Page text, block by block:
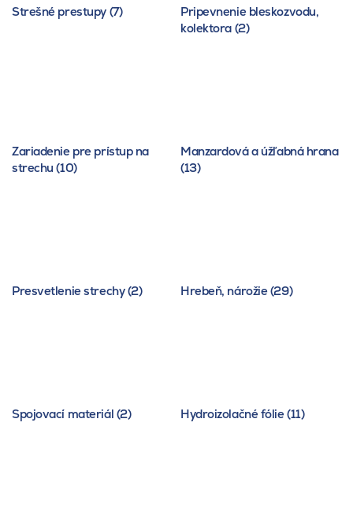
Strešné prestupy (7)
Pripevnenie bleskozvodu,
kolektora (2)
Zariadenie pre prístup na
strechu (10)
Manzardová a úžľabná hrana
(13)
Presvetlenie strechy (2) Hrebeň, nárožie (29)
Spojovací materiál (2) Hydroizolačné fólie (11)